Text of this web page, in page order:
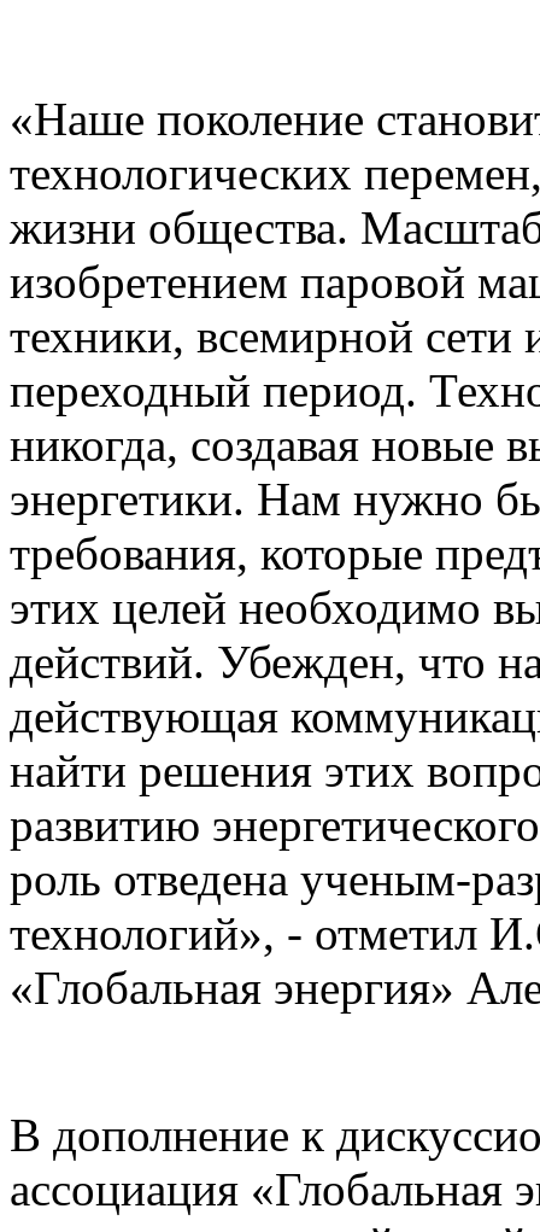
«Наше поколение
технологических
жизни общества.
изобретением паровой
техники, всемирной
переходный период.
никогда, создавая новые
энергетики. Нам нужно
требования, которые
этих целей необходимо
действий. Убежден, что
действующая
найти решения этих
развитию
роль отведена ученым-
технологий», - отметил
«Глобальная энергия»
В дополнение к
ассоциация «Глобальная